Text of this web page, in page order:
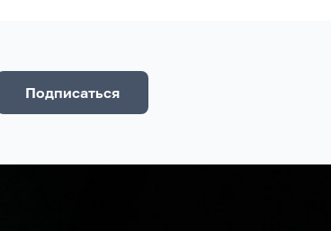
Подписаться